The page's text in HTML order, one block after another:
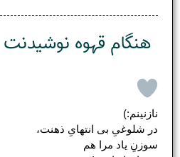
هنگام قهوه نوشیدنت
نازنینم:)
در شلوغیِ بی انتهایِ ذهنت،
سوزنِ یاد مرا هم